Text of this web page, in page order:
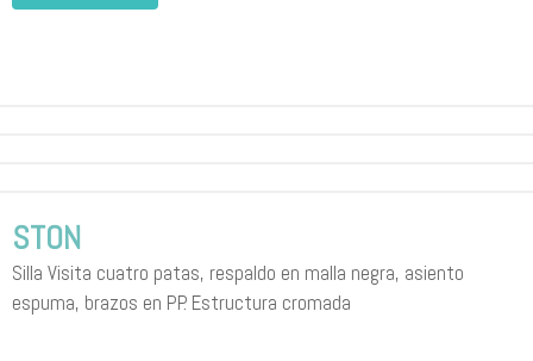
STON
Silla Visita cuatro patas, respaldo en malla negra, asiento
espuma, brazos en PP. Estructura cromada